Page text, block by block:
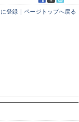
登録 ページトップへ戻る